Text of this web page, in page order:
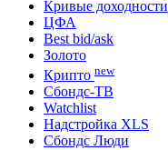
Кривые доходности
ЦФА
Best bid/ask
Золото
Крипто new
Сбондс-ТВ
Watchlist
Надстройка XLS
Сбондс Люди